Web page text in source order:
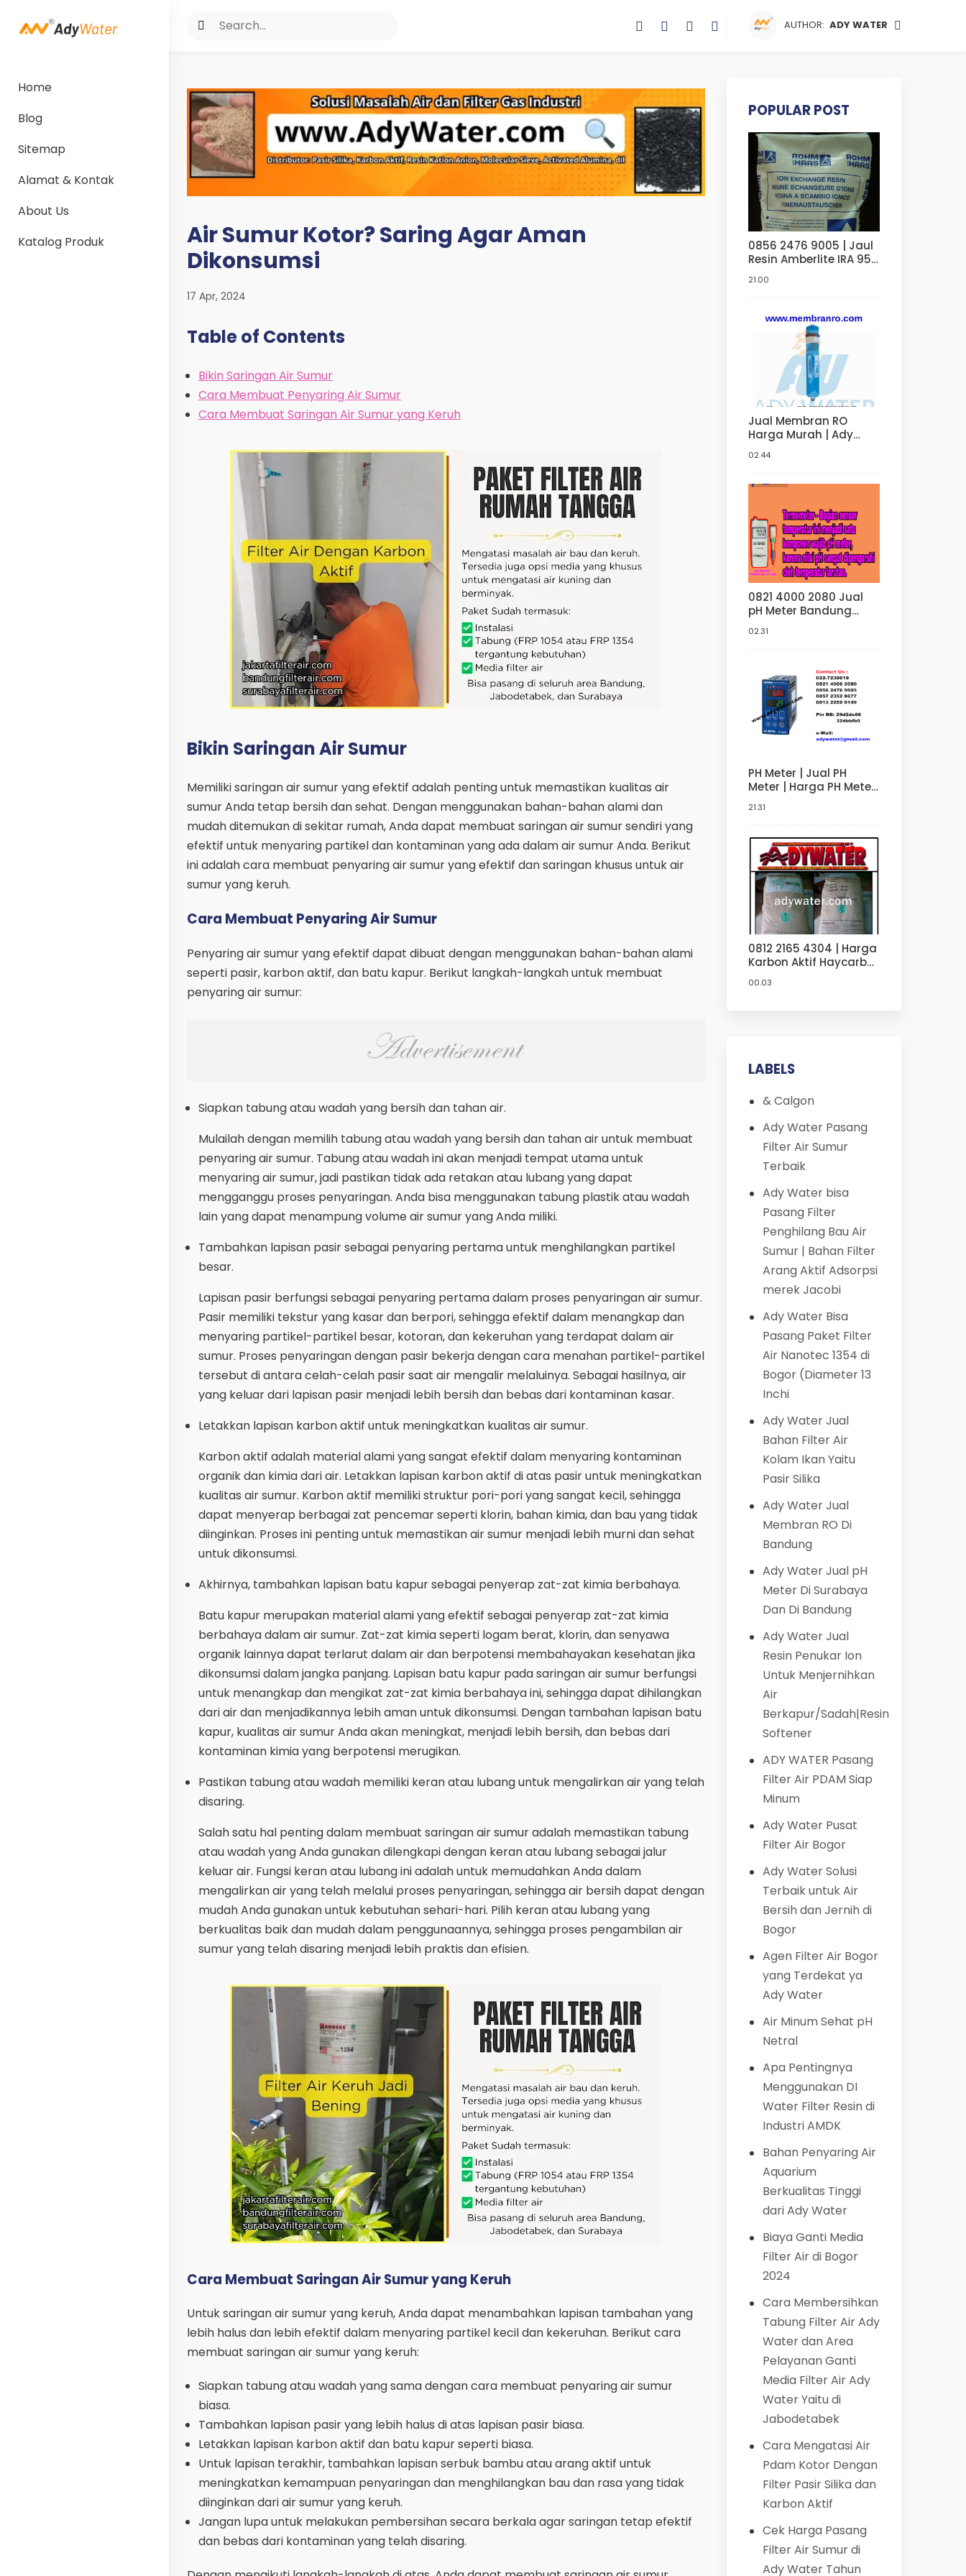
AUTHOR: ADY WATER
Home
Blog
Sitemap
Alamat & Kontak
About Us
Katalog Produk
Air Sumur Kotor? Saring Agar Aman
Dikonsumsi
17 Apr, 2024
Table of Contents
Bikin Saringan Air Sumur
Cara Membuat Penyaring Air Sumur
Cara Membuat Saringan Air Sumur yang Keruh
Bikin Saringan Air Sumur
Memiliki saringan air sumur yang efektif adalah penting untuk memastikan kualitas air
sumur Anda tetap bersih dan sehat. Dengan menggunakan bahan-bahan alami dan
mudah ditemukan di sekitar rumah, Anda dapat membuat saringan air sumur sendiri yang
efektif untuk menyaring partikel dan kontaminan yang ada dalam air sumur Anda. Berikut
ini adalah cara membuat penyaring air sumur yang efektif dan saringan khusus untuk air
sumur yang keruh.
Cara Membuat Penyaring Air Sumur
Penyaring air sumur yang efektif dapat dibuat dengan menggunakan bahan-bahan alami
seperti pasir, karbon aktif, dan batu kapur. Berikut langkah-langkah untuk membuat
penyaring air sumur:
Siapkan tabung atau wadah yang bersih dan tahan air.
Mulailah dengan memilih tabung atau wadah yang bersih dan tahan air untuk membuat
penyaring air sumur. Tabung atau wadah ini akan menjadi tempat utama untuk
menyaring air sumur, jadi pastikan tidak ada retakan atau lubang yang dapat
mengganggu proses penyaringan. Anda bisa menggunakan tabung plastik atau wadah
lain yang dapat menampung volume air sumur yang Anda miliki.
Tambahkan lapisan pasir sebagai penyaring pertama untuk menghilangkan partikel
besar.
Lapisan pasir berfungsi sebagai penyaring pertama dalam proses penyaringan air sumur.
Pasir memiliki tekstur yang kasar dan berpori, sehingga efektif dalam menangkap dan
menyaring partikel-partikel besar, kotoran, dan kekeruhan yang terdapat dalam air
sumur. Proses penyaringan dengan pasir bekerja dengan cara menahan partikel-partikel
tersebut di antara celah-celah pasir saat air mengalir melaluinya. Sebagai hasilnya, air
yang keluar dari lapisan pasir menjadi lebih bersih dan bebas dari kontaminan kasar.
Letakkan lapisan karbon aktif untuk meningkatkan kualitas air sumur.
Karbon aktif adalah material alami yang sangat efektif dalam menyaring kontaminan
organik dan kimia dari air. Letakkan lapisan karbon aktif di atas pasir untuk meningkatkan
kualitas air sumur. Karbon aktif memiliki struktur pori-pori yang sangat kecil, sehingga
dapat menyerap berbagai zat pencemar seperti klorin, bahan kimia, dan bau yang tidak
diinginkan. Proses ini penting untuk memastikan air sumur menjadi lebih murni dan sehat
untuk dikonsumsi.
Akhirnya, tambahkan lapisan batu kapur sebagai penyerap zat-zat kimia berbahaya.
Batu kapur merupakan material alami yang efektif sebagai penyerap zat-zat kimia
berbahaya dalam air sumur. Zat-zat kimia seperti logam berat, klorin, dan senyawa
organik lainnya dapat terlarut dalam air dan berpotensi membahayakan kesehatan jika
dikonsumsi dalam jangka panjang. Lapisan batu kapur pada saringan air sumur berfungsi
untuk menangkap dan mengikat zat-zat kimia berbahaya ini, sehingga dapat dihilangkan
dari air dan menjadikannya lebih aman untuk dikonsumsi. Dengan tambahan lapisan batu
kapur, kualitas air sumur Anda akan meningkat, menjadi lebih bersih, dan bebas dari
kontaminan kimia yang berpotensi merugikan.
Pastikan tabung atau wadah memiliki keran atau lubang untuk mengalirkan air yang telah
disaring.
Salah satu hal penting dalam membuat saringan air sumur adalah memastikan tabung
atau wadah yang Anda gunakan dilengkapi dengan keran atau lubang sebagai jalur
keluar air. Fungsi keran atau lubang ini adalah untuk memudahkan Anda dalam
mengalirkan air yang telah melalui proses penyaringan, sehingga air bersih dapat dengan
mudah Anda gunakan untuk kebutuhan sehari-hari. Pilih keran atau lubang yang
berkualitas baik dan mudah dalam penggunaannya, sehingga proses pengambilan air
sumur yang telah disaring menjadi lebih praktis dan efisien.
Cara Membuat Saringan Air Sumur yang Keruh
Untuk saringan air sumur yang keruh, Anda dapat menambahkan lapisan tambahan yang
lebih halus dan lebih efektif dalam menyaring partikel kecil dan kekeruhan. Berikut cara
membuat saringan air sumur yang keruh:
Siapkan tabung atau wadah yang sama dengan cara membuat penyaring air sumur
biasa.
Tambahkan lapisan pasir yang lebih halus di atas lapisan pasir biasa.
Letakkan lapisan karbon aktif dan batu kapur seperti biasa.
Untuk lapisan terakhir, tambahkan lapisan serbuk bambu atau arang aktif untuk
meningkatkan kemampuan penyaringan dan menghilangkan bau dan rasa yang tidak
diinginkan dari air sumur yang keruh.
Jangan lupa untuk melakukan pembersihan secara berkala agar saringan tetap efektif
dan bebas dari kontaminan yang telah disaring.
POPULAR POST
0856 2476 9005 | Jaul
Resin Amberlite IRA 958
Bandung | Di Jakarta |
| Di Serang
21.00
Jual Membran RO
Harga Murah | Ady
Water Jual Membran
RO Di Bandung
02.44
0821 4000 2080 Jual
pH Meter Bandung
Murah Di Ady Water
02.31
PH Meter | Jual PH
Meter | Harga PH Meter
21.31
0812 2165 4304 | Harga
Karbon Aktif Haycarb
00.03
LABELS
& Calgon
Ady Water Pasang
Filter Air Sumur
Terbaik
Ady Water bisa
Pasang Filter
Penghilang Bau Air
Sumur | Bahan Filter
Arang Aktif Adsorpsi
merek Jacobi
Ady Water Bisa
Pasang Paket Filter
Air Nanotec 1354 di
Bogor (Diameter 13
Inchi
Ady Water Jual
Bahan Filter Air
Kolam Ikan Yaitu
Pasir Silika
Ady Water Jual
Membran RO Di
Bandung
Ady Water Jual pH
Meter Di Surabaya
Dan Di Bandung
Ady Water Jual
Resin Penukar Ion
Untuk Menjernihkan
Air
Berkapur/Sadah|Resin
Softener
ADY WATER Pasang
Filter Air PDAM Siap
Minum
Ady Water Pusat
Filter Air Bogor
Ady Water Solusi
Terbaik untuk Air
Bersih dan Jernih di
Bogor
Agen Filter Air Bogor
yang Terdekat ya
Ady Water
Air Minum Sehat pH
Netral
Apa Pentingnya
Menggunakan DI
Water Filter Resin di
Industri AMDK
Bahan Penyaring Air
Aquarium
Berkualitas Tinggi
dari Ady Water
Biaya Ganti Media
Filter Air di Bogor
2024
Cara Membersihkan
Tabung Filter Air Ady
Water dan Area
Pelayanan Ganti
Media Filter Air Ady
Water Yaitu di
Jabodetabek
Cara Mengatasi Air
Pdam Kotor Dengan
Filter Pasir Silika dan
Karbon Aktif
Cek Harga Pasang
Filter Air Sumur di
Ady Water Tahun